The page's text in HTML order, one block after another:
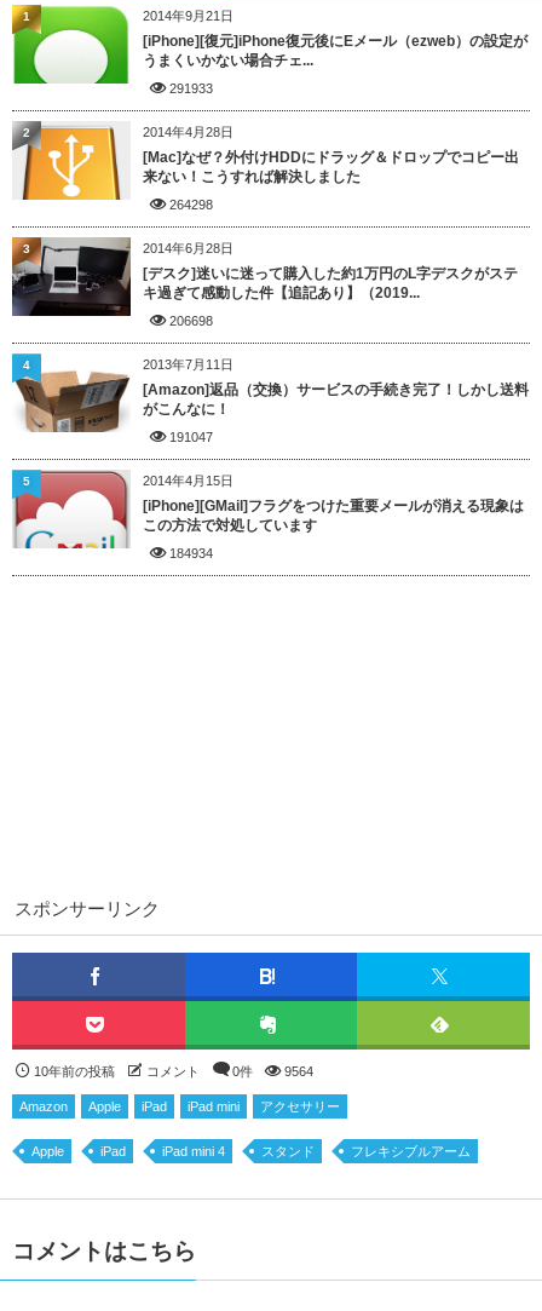
2014年9月21日
[iPhone][復元]iPhone復元後にEメール（ezweb）の設定が
うまくいかない場合チェ...
291933
1
2014年4月28日
[Mac]なぜ？外付けHDDにドラッグ＆ドロップでコピー出
来ない！こうすれば解決しました
264298
2
2014年6月28日
[デスク]迷いに迷って購入した約1万円のL字デスクがステ
キ過ぎて感動した件【追記あり】（2019...
206698
3
2013年7月11日
[Amazon]返品（交換）サービスの手続き完了！しかし送料
がこんなに！
191047
4
2014年4月15日
[iPhone][GMail]フラグをつけた重要メールが消える現象は
この方法で対処しています
184934
5
スポンサーリンク
10年前の投稿 コメント 0件 9564
Amazon Apple iPad iPad mini アクセサリー
Apple iPad iPad mini 4 スタンド フレキシブルアーム
コメントはこちら